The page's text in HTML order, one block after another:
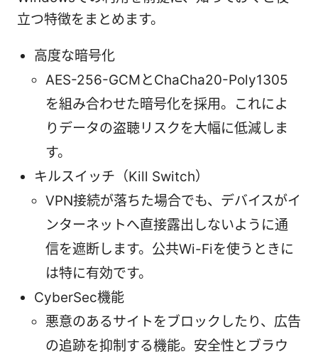
立つ特徴をまとめます。
高度な暗号化
AES-256-GCMとChaCha20-Poly1305
を組み合わせた暗号化を採用。これによ
りデータの盗聴リスクを大幅に低減しま
す。
キルスイッチ（Kill Switch）
VPN接続が落ちた場合でも、デバイスがイ
ンターネットへ直接露出しないように通
信を遮断します。公共Wi-Fiを使うときに
は特に有効です。
CyberSec機能
悪意のあるサイトをブロックしたり、広告
の追跡を抑制する機能。安全性とブラウ